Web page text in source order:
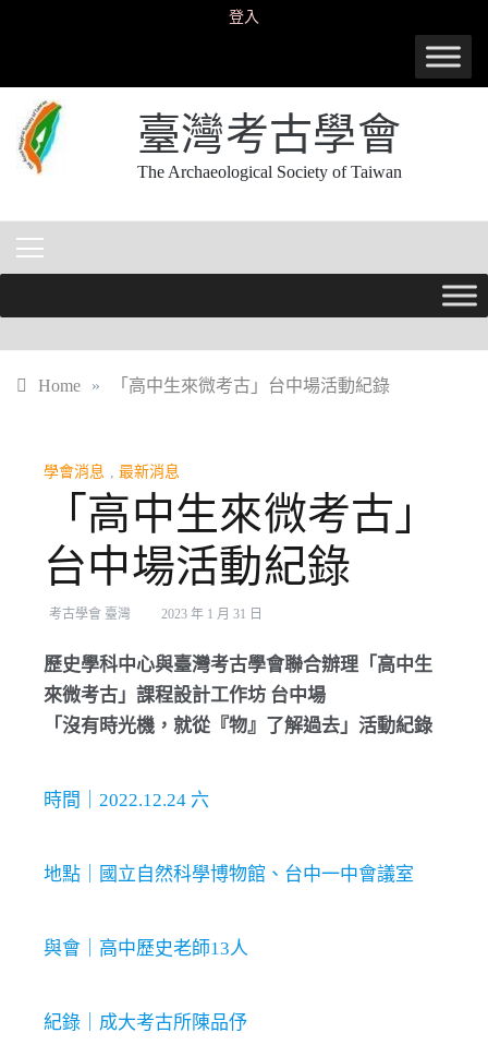
登入
臺灣考古學會
The Archaeological Society of Taiwan
Home » 「高中生來微考古」台中場活動紀錄
學會消息 最新消息
「高中生來微考古」
台中場活動紀錄
考古學會 臺灣 2023 年 1 月 31 日
歷史學科中心與臺灣考古學會聯合辦理「高中生
來微考古」課程設計工作坊 台中場
「沒有時光機，就從『物』了解過去」活動紀錄
時間｜2022.12.24 六
地點｜國立自然科學博物館、台中一中會議室
與會｜高中歷史老師13人
紀錄｜成大考古所陳品伃